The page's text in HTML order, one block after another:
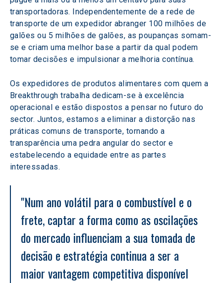
transportadoras. Independentemente de a rede de
transporte de um expedidor abranger 100 milhões de
galões ou 5 milhões de galões, as poupanças somam-
se e criam uma melhor base a partir da qual podem
tomar decisões e impulsionar a melhoria contínua.
Os expedidores de produtos alimentares com quem a
Breakthrough trabalha dedicam-se à excelência
operacional e estão dispostos a pensar no futuro do
sector. Juntos, estamos a eliminar a distorção nas
práticas comuns de transporte, tornando a
transparência uma pedra angular do sector e
estabelecendo a equidade entre as partes
interessadas.
"Num ano volátil para o combustível e o
frete, captar a forma como as oscilações
do mercado influenciam a sua tomada de
decisão e estratégia continua a ser a
maior vantagem competitiva disponível